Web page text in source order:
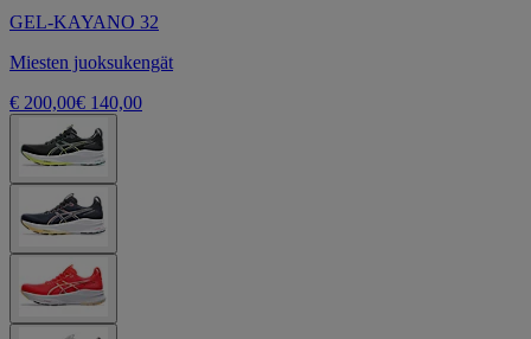
GEL-KAYANO 32
Miesten juoksukengät
€ 200,00€ 140,00